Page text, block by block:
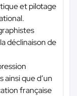
et pilotage
déclinaison de
que d’un
française